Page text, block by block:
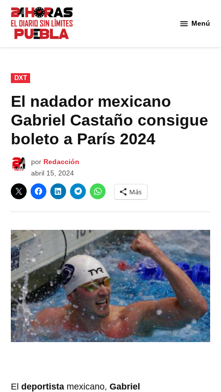
Saltar
contenido
Menú
PUBLICADO
EN
DXT
El nadador mexicano
Gabriel Castaño consigue
boleto a París 2024
por Redacción
abril 15, 2024
Más
Eldeportista mexicano,Gabriel